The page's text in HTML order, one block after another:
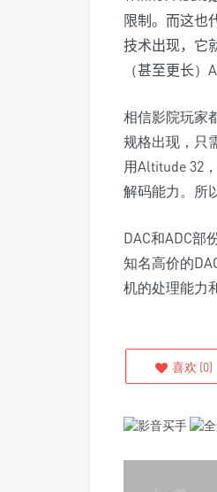
限制。而这也
技术出现，它
（甚至更长）
相信影院玩家
规格出现，只
用Altitude 32
解码能力。所
DAC和ADC部
知名高价的
机的处理能力
喜欢 (0)